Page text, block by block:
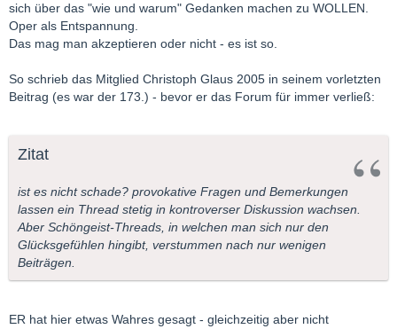
sich über das "wie und warum" Gedanken machen zu WOLLEN.
Oper als Entspannung.
Das mag man akzeptieren oder nicht - es ist so.
So schrieb das Mitglied Christoph Glaus 2005 in seinem vorletzten
Beitrag (es war der 173.) - bevor er das Forum für immer verließ:
Zitat
ist es nicht schade? provokative Fragen und Bemerkungen
lassen ein Thread stetig in kontroverser Diskussion wachsen.
Aber Schöngeist-Threads, in welchen man sich nur den
Glücksgefühlen hingibt, verstummen nach nur wenigen
Beiträgen.
ER hat hier etwas Wahres gesagt - gleichzeitig aber nicht